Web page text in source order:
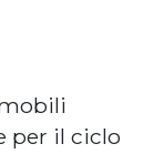
per il ciclo